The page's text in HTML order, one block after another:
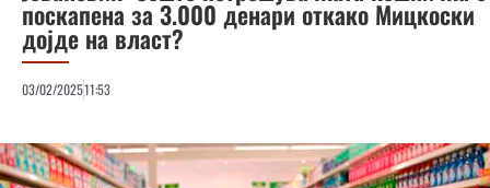
поскапена за 3.000 денари откако Мицкоски
дојде на власт?
03/02/202511:53